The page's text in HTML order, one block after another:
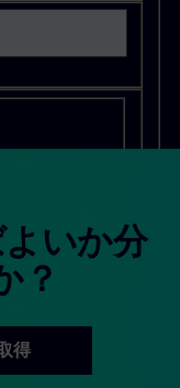
いか分
？
得